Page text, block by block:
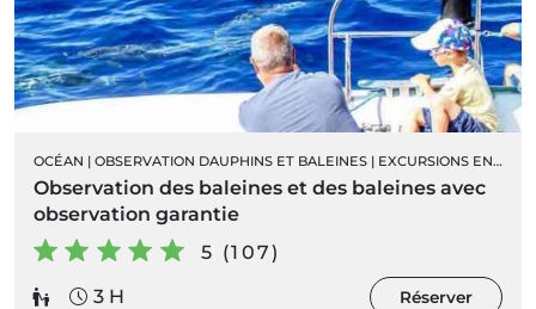
OCÉAN | OBSERVATION DAUPHINS ET BALEINES | EXCURSIONS EN BATEAU
Observation des baleines et des baleines avec
observation garantie
5 (107)
3 H
Réserver